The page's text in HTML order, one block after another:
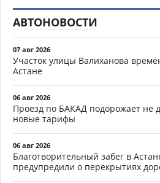
АВТОНОВОСТИ
07 авг 2026
Участок улицы Валиханова
Астане
06 авг 2026
Проезд по БАКАД подорожает не
новые тарифы
06 авг 2026
Благотворительный забег в
предупредили о перекрытиях